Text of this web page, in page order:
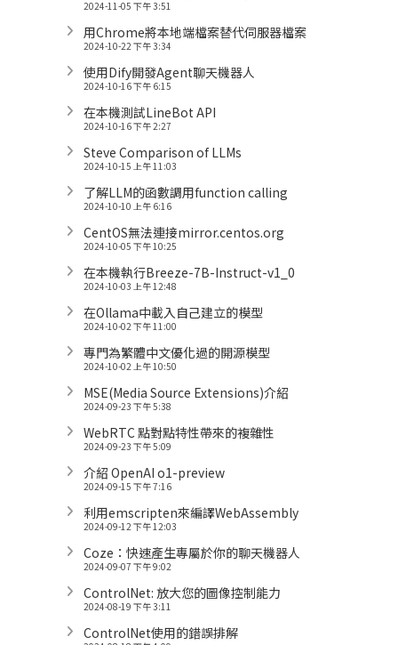
2024-11-05 下午 3:51
用Chrome將本地端檔案替代伺服器檔案
2024-10-22 下午 3:34
使用Dify開發Agent聊天機器人
2024-10-16 下午 6:15
在本機測試LineBot API
2024-10-16 下午 2:27
Steve Comparison of LLMs
2024-10-15 上午 11:03
了解LLM的函數調用function calling
2024-10-10 上午 6:16
CentOS無法連接mirror.centos.org
2024-10-05 下午 10:25
在本機執行Breeze-7B-Instruct-v1_0
2024-10-03 上午 12:48
在Ollama中載入自己建立的模型
2024-10-02 下午 11:00
專門為繁體中文優化過的開源模型
2024-10-02 上午 10:50
MSE(Media Source Extensions)介紹
2024-09-23 下午 5:38
WebRTC 點對點特性帶來的複雜性
2024-09-23 下午 5:09
介紹 OpenAI o1-preview
2024-09-15 下午 7:16
利用emscripten來編譯WebAssembly
2024-09-12 下午 12:03
Coze：快速產生專屬於你的聊天機器人
2024-09-07 下午 9:02
ControlNet: 放大您的圖像控制能力
2024-08-19 下午 3:11
ControlNet使用的錯誤排解